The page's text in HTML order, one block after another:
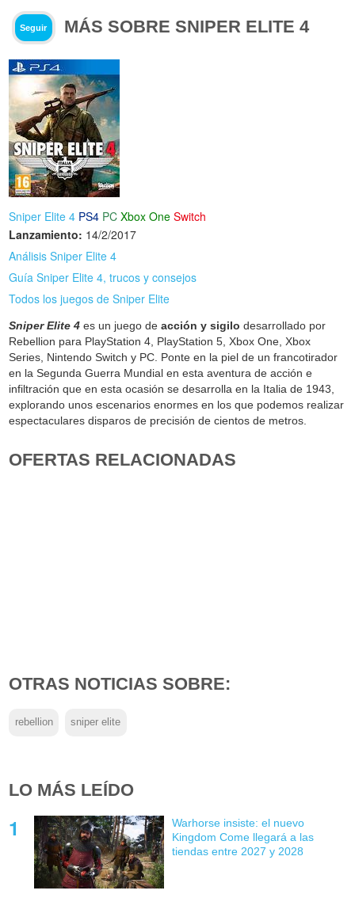
Seguir MÁS SOBRE SNIPER ELITE 4
Sniper Elite 4 PS4 PC Xbox One Switch
Lanzamiento: 14/2/2017
Análisis Sniper Elite 4
Guía Sniper Elite 4, trucos y consejos
Todos los juegos de Sniper Elite
Sniper Elite 4 es un juego deacción y sigilo desarrollado por
Rebellion para PlayStation 4, PlayStation 5, Xbox One, Xbox
Series, Nintendo Switch y PC. Ponte en la piel de un francotirador
en la Segunda Guerra Mundial en esta aventura de acción e
infiltración que en esta ocasión se desarrolla en la Italia de 1943,
explorando unos escenarios enormes en los que podemos realizar
espectaculares disparos de precisión de cientos de metros.
OFERTAS RELACIONADAS
OTRAS NOTICIAS SOBRE:
rebellion sniper elite
LO MÁS LEÍDO
Warhorse insiste: el nuevo
Kingdom Come llegará a las
tiendas entre 2027 y 2028